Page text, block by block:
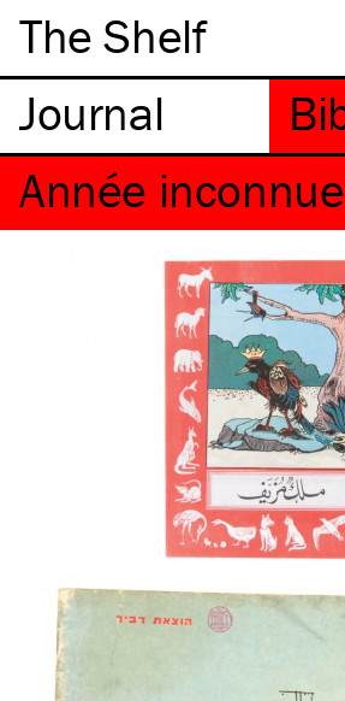
The Shelf
Année inconnue